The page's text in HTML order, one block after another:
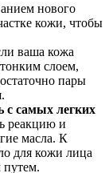
нового
кожи, чтобы
ваша кожа
слоем,
пары
с самых легких
реакцию и
масла. К
для кожи лица